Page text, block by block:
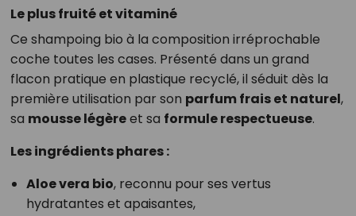
Le plus fruité et vitaminé
Ce shampoing bio à la composition irréprochable
coche toutes les cases. Présenté dans un grand
flacon pratique en plastique recyclé, il séduit dès la
première utilisation par son parfum frais et naturel,
sa mousse légèreet sa formule respectueuse.
Les ingrédients phares :
Aloe vera bio, reconnu pour ses vertus
hydratantes et apaisantes,